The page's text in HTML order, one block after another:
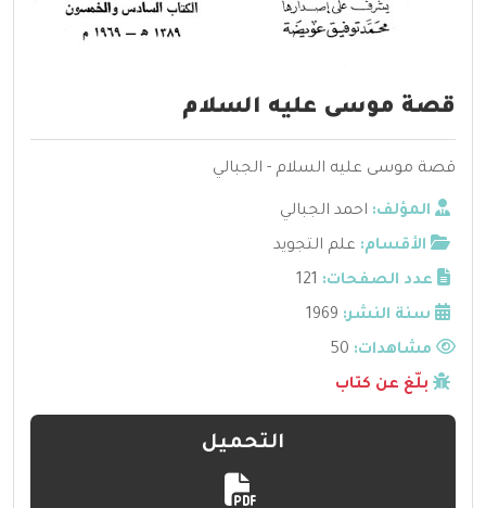
قصة موسى عليه السلام
قصة موسى عليه السلام - الجبالي
المؤلف: احمد الجبالي
الأقسام: علم التجويد
عدد الصفحات: 121
سنة النشر: 1969
مشاهدات:
بلّغ عن كتاب
التحميل